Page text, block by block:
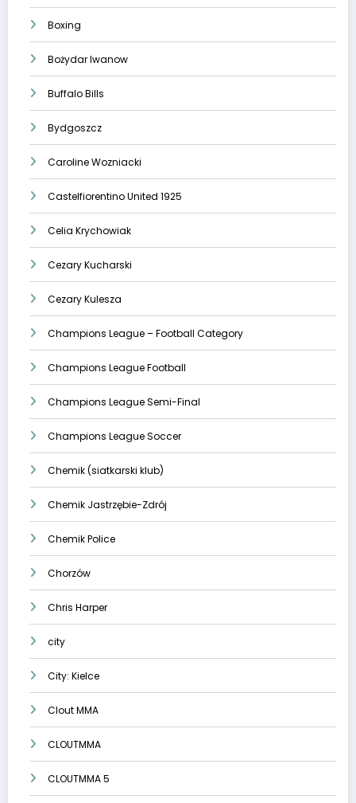
Boxing
Bożydar Iwanow
Buffalo Bills
Bydgoszcz
Caroline Wozniacki
Castelfiorentino United 1925
Celia Krychowiak
Cezary Kucharski
Cezary Kulesza
Champions League – Football Category
Champions League Football
Champions League Semi-Final
Champions League Soccer
Chemik (siatkarski klub)
Chemik Jastrzębie-Zdrój
Chemik Police
Chorzów
Chris Harper
city
City: Kielce
Clout MMA
CLOUTMMA
CLOUTMMA 5